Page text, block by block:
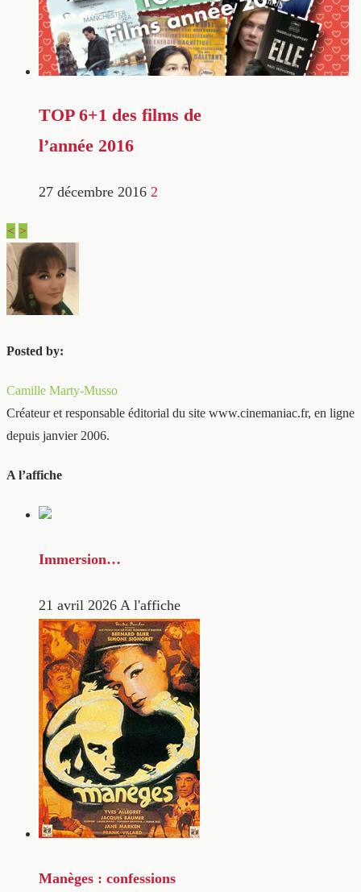
TOP 6+1 des films de
l’année 2016
27 décembre 2016 2
< >
Posted by:
Camille Marty-Musso
Créateur et responsable éditorial du site www.cinemaniac.fr, en ligne
depuis janvier 2006.
A l’affiche
Immersion…
21 avril 2026 A l'affiche
Manèges : confessions